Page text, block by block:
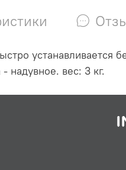
устанавливается
надувное. вес: 3 кг.